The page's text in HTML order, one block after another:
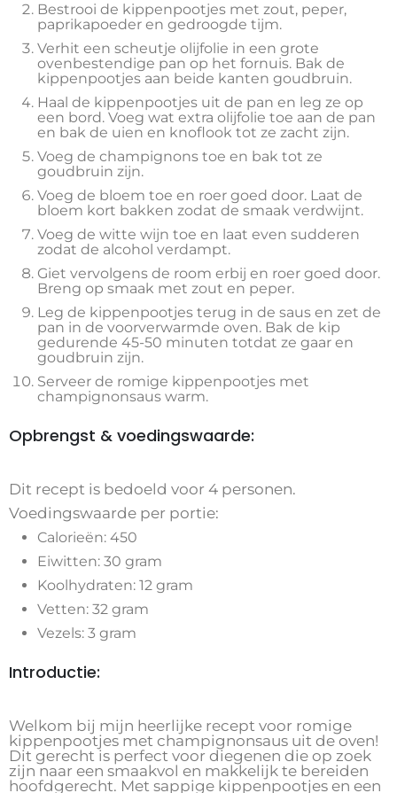
Bestrooi de kippenpootjes met zout, peper,
paprikapoeder en gedroogde tijm.
Verhit een scheutje olijfolie in een grote
ovenbestendige pan op het fornuis. Bak de
kippenpootjes aan beide kanten goudbruin.
Haal de kippenpootjes uit de pan en leg ze op
een bord. Voeg wat extra olijfolie toe aan de pan
en bak de uien en knoflook tot ze zacht zijn.
Voeg de champignons toe en bak tot ze
goudbruin zijn.
Voeg de bloem toe en roer goed door. Laat de
bloem kort bakken zodat de smaak verdwijnt.
Voeg de witte wijn toe en laat even sudderen
zodat de alcohol verdampt.
Giet vervolgens de room erbij en roer goed door.
Breng op smaak met zout en peper.
Leg de kippenpootjes terug in de saus en zet de
pan in de voorverwarmde oven. Bak de kip
gedurende 45-50 minuten totdat ze gaar en
goudbruin zijn.
Serveer de romige kippenpootjes met
champignonsaus warm.
Opbrengst & voedingswaarde:
Dit recept is bedoeld voor 4 personen.
Voedingswaarde per portie:
Calorieën: 450
Eiwitten: 30 gram
Koolhydraten: 12 gram
Vetten: 32 gram
Vezels: 3 gram
Introductie:
Welkom bij mijn heerlijke recept voor romige
kippenpootjes met champignonsaus uit de oven!
Dit gerecht is perfect voor diegenen die op zoek
zijn naar een smaakvol en makkelijk te bereiden
hoofdgerecht. Met sappige kippenpootjes en een